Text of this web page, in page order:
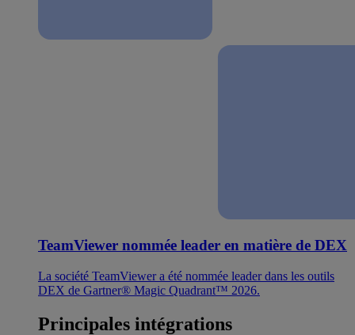
TeamViewer nommée leader en matière de DEX
La société TeamViewer a été nommée leader dans les outils
DEX de Gartner® Magic Quadrant™ 2026.
Principales intégrations